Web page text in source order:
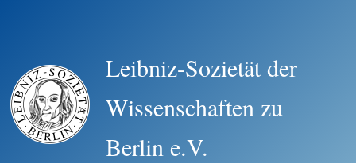
Leibniz-Sozietät der
Wissenschaften zu
Berlin e.V.